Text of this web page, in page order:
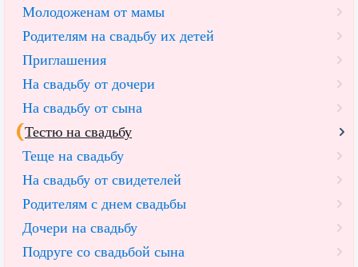
Молодоженам от мамы
Родителям на свадьбу их детей
Приглашения
На свадьбу от дочери
На свадьбу от сына
Тестю на свадьбу
Теще на свадьбу
На свадьбу от свидетелей
Родителям с днем свадьбы
Дочери на свадьбу
Подруге со свадьбой сына